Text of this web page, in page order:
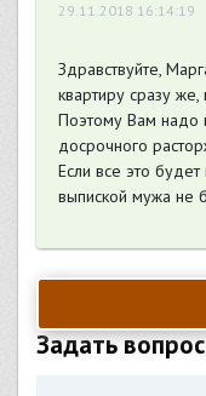
29.11.2018 16:14:19
Здравствуйте,
квартиру сразу же,
Поэтому Вам надо
досрочного
Если все это
выпиской мужа не
Задать вопрос